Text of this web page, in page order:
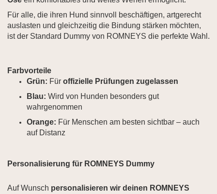
Für alle, die ihren Hund sinnvoll beschäftigen, artgerecht
auslasten und gleichzeitig die Bindung stärken möchten,
ist der Standard Dummy von ROMNEYS die perfekte Wahl.
Farbvorteile
Grün: Für offizielle Prüfungen zugelassen
Blau: Wird von Hunden besonders gut
wahrgenommen
Orange: Für Menschen am besten sichtbar – auch
auf Distanz
Personalisierung für ROMNEYS Dummy
Auf Wunsch personalisieren wir deinen ROMNEYS